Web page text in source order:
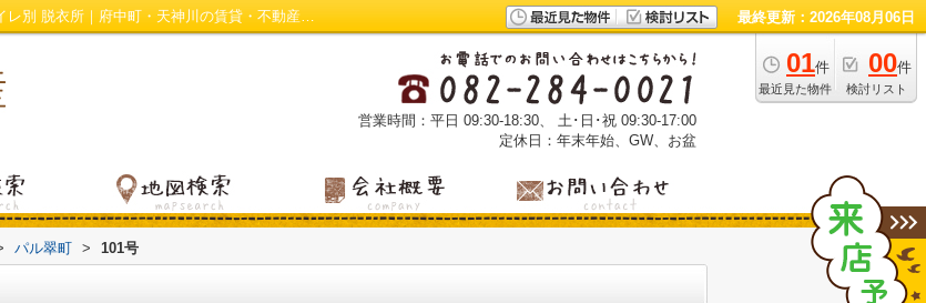
パル翠町101号｜駐輪場 バルコニー シャワー バストイレ別 脱衣所｜府中町・天神川の賃貸・不動産情報は万栄不動産 最終更新：2026年08月06日
01件
最近見た物件
00件
検討リスト
営業時間：平日 09:30-18:30、 土･日･祝 09:30-17:00
定休日：年末年始、GW、お盆
パル翠町 > 101号